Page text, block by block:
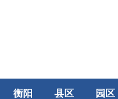
衡阳 县区 园区